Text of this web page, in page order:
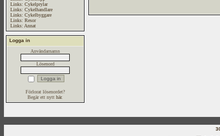
Links: Cykelprylar
Links: Cykelhandlare
Links: Cykelbyggare
Links: Resor
Links: Annat
Logga in
Användarnamn
Lösenord
Förlorat lösenordet?
Begär ett nytt här.